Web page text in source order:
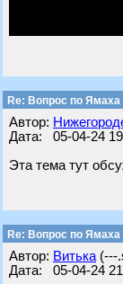
Re: Вопрос по Ямаха
Автор:
Дата: 05-04-24
Эта тема тут
Re: Вопрос по Ямаха
Автор: Витька (---
Дата: 05-04-24